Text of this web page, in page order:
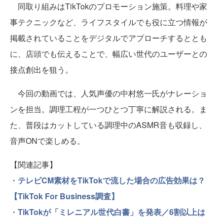
同取り組みはTikTokのプロモーション施策。料理や家
事テクニックなど、ライフスタイルでも役に立つ情報が
掲載されていることをデジタルでアプローチするととも
に、店頭でも伝えることで、幅広い世代のユーザーとの
接点創出を狙う。
今回の動画では、人気声優の中村悠一氏がナレーショ
ンを担当。調理工程が一つひとつ丁寧に解説される。ま
た、普段はカットしている調理中のASMR音も収録し、
音声ONで楽しめる。
【関連記事】
・ テレビCM素材をTikTokで流した場合の広告効果は？
【TikTok For Business調査】
・ TikTokが「ミレニアル世代白書」を発表／6割以上は